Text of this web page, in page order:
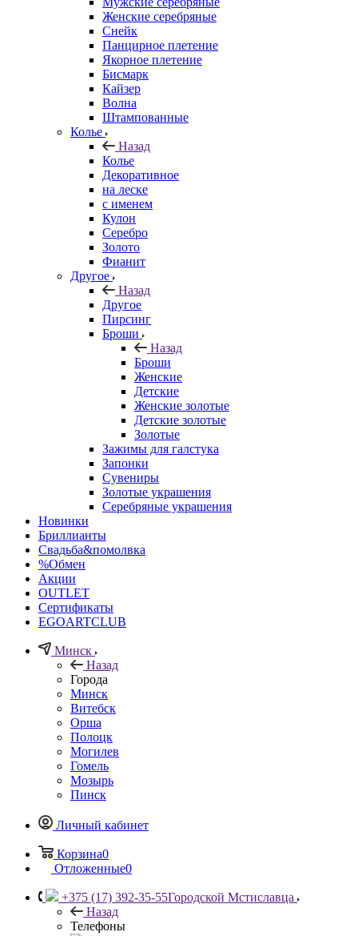
Женские серебряные
Снейк
Панцирное плетение
Якорное плетение
Бисмарк
Кайзер
Волна
Штампованные
Колье
Назад
Колье
Декоративное
на леске
с именем
Кулон
Серебро
Золото
Фианит
Другое
Назад
Другое
Пирсинг
Броши
Назад
Броши
Женские
Детские
Женские золотые
Детские золотые
Золотые
Зажимы для галстука
Запонки
Сувениры
Золотые украшения
Серебряные украшения
Новинки
Бриллианты
Свадьба&помолвка
%Обмен
Акции
OUTLET
Сертификаты
EGOARTCLUB
Минск
Назад
Города
Минск
Витебск
Орша
Полоцк
Могилев
Гомель
Мозырь
Пинск
Личный кабинет
Корзина0
Отложенные0
+375 (17) 392-35-55Городской Мстиславца
Назад
Телефоны